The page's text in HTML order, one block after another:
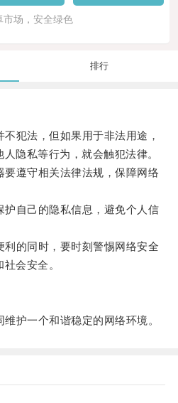
市场，安全绿色
排行
犯法，但如果用于非法用途，
隐私等行为，就会触犯法律。
遵守相关法律法规，保障网络
自己的隐私信息，避免个人信
的同时，要时刻警惕网络安全
会安全。
一个和谐稳定的网络环境。